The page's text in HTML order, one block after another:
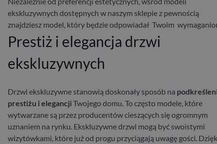
ekskluzywnych dostępnych w naszym sklepie z pewnością
znajdziesz model, który będzie odpowiadał Twoim
Prestiż i elegancja drzwi
ekskluzywnych
Drzwi ekskluzywne stanowią doskonały sposób na
prestiżu i elegancjiTwojego domu. To często modele, które
wytwarzane są przez producentów cieszących się ogromnym
uznaniem na rynku. Ekskluzywne drzwi mogą być swoistymi
wizytówkami, które już od progu przyciągają uwagę gości.